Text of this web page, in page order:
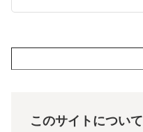
このサイトについて